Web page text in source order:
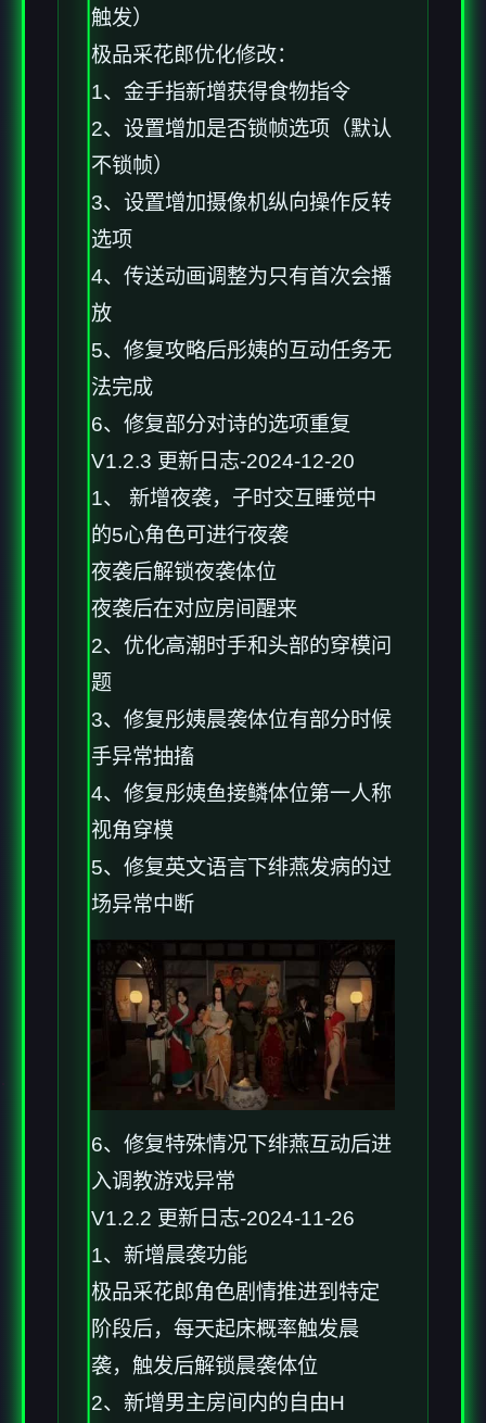
触发）
极品采花郎优化修改：
1、金手指新增获得食物指令
2、设置增加是否锁帧选项（默认
不锁帧）
3、设置增加摄像机纵向操作反转
选项
4、传送动画调整为只有首次会播
放
5、修复攻略后彤姨的互动任务无
法完成
6、修复部分对诗的选项重复
V1.2.3 更新日志-2024-12-20
1、 新增夜袭，子时交互睡觉中
的5心角色可进行夜袭
夜袭后解锁夜袭体位
夜袭后在对应房间醒来
2、优化高潮时手和头部的穿模问
题
3、修复彤姨晨袭体位有部分时候
手异常抽搐
4、修复彤姨鱼接鳞体位第一人称
视角穿模
5、修复英文语言下绯燕发病的过
场异常中断
6、修复特殊情况下绯燕互动后进
入调教游戏异常
V1.2.2 更新日志-2024-11-26
1、新增晨袭功能
极品采花郎角色剧情推进到特定
阶段后，每天起床概率触发晨
袭，触发后解锁晨袭体位
2、新增男主房间内的自由H